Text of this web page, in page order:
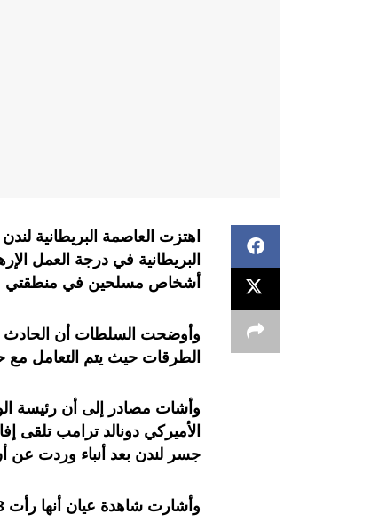
اهتزت العاصمة البريطانية
البريطانية في درجة العمل
أشخاص مسلحين في منطقتي
وأوضحت السلطات أن الحادث
الطرقات حيث يتم التعامل
وأشات مصادر إلى أن رئيسة
الأميركي دونالد ترامب تلقى
جسر لندن بعد أنباء وردت
وأشارت شاهدة عيان أنها رأت 3 أشخاص قطعت أعناقهم فيما يبدو على جسر لندن.